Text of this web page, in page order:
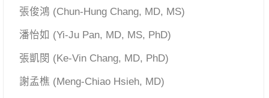
張俊鴻 (Chun-Hung Chang, MD, MS)
潘怡如 (Yi-Ju Pan, MD, MS, PhD)
張凱閔 (Ke-Vin Chang, MD, PhD)
謝孟樵 (Meng-Chiao Hsieh, MD)